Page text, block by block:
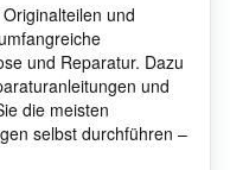
und
und Reparatur. Dazu
und
die meisten
selbst durchführen –